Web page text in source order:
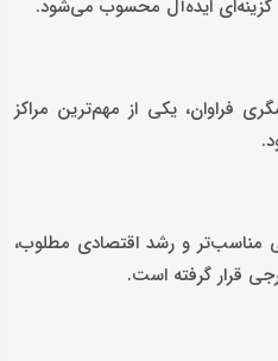
گزینه‌ای ایده‌آل محسوب می‌شود.
فراوان، یکی از مهم‌ترین مراکز
مناسب‌تر و رشد اقتصادی مطلوب،
قرار گرفته است.